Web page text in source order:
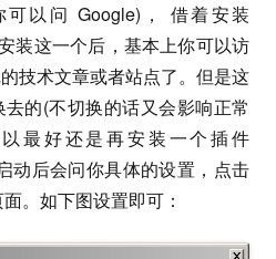
以问 Google)， 借着安装
安装这一个后，基本上你可以访
技术文章或者站点了。但是这
的(不切换的话又会影响正常
最好还是再安装一个插件
动后会问你具体的设置，点击
。如下图设置即可：